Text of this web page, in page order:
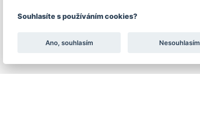
Družstevní 1394/12
Praha 4 - Nusle, 140 00
Souhlasíte s používáním cookies?
Ano, souhlasím Nesouhlasím